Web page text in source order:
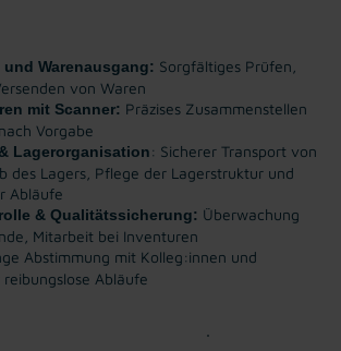
Warenausgang: Sorgfältiges Prüfen,
von Waren
mit Scanner: Präzises Zusammenstellen
Vorgabe
Lagerorganisation: Sicherer Transport von
des Lagers, Pflege der Lagerstruktur und
Abläufe
& Qualitätssicherung: Überwachung
Mitarbeit bei Inventuren
Abstimmung mit Kolleg:innen und
Abläufe